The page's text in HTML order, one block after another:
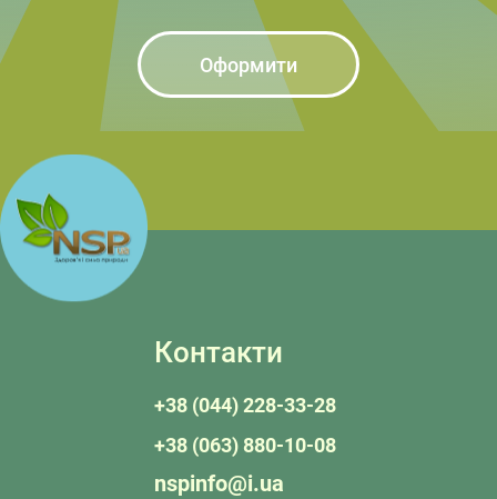
Оформити
Контакти
+38 (044) 228-33-28
+38 (063) 880-10-08
nspinfo@i.ua